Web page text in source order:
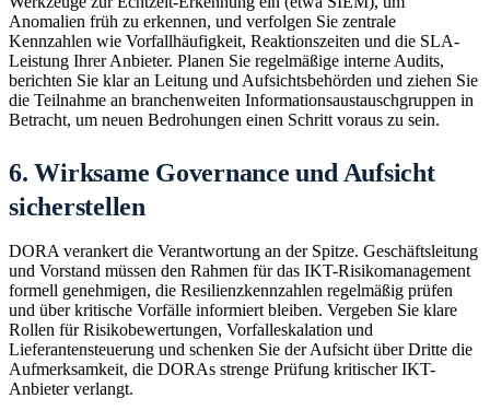
Anomalien früh zu erkennen, und verfolgen Sie zentrale
Kennzahlen wie Vorfallhäufigkeit, Reaktionszeiten und die SLA-
Leistung Ihrer Anbieter. Planen Sie regelmäßige interne Audits,
berichten Sie klar an Leitung und Aufsichtsbehörden und ziehen Sie
die Teilnahme an branchenweiten Informationsaustauschgruppen in
Betracht, um neuen Bedrohungen einen Schritt voraus zu sein.
6. Wirksame Governance und Aufsicht
sicherstellen
DORA verankert die Verantwortung an der Spitze. Geschäftsleitung
und Vorstand müssen den Rahmen für das IKT-Risikomanagement
formell genehmigen, die Resilienzkennzahlen regelmäßig prüfen
und über kritische Vorfälle informiert bleiben. Vergeben Sie klare
Rollen für Risikobewertungen, Vorfalleskalation und
Lieferantensteuerung und schenken Sie der Aufsicht über Dritte die
Aufmerksamkeit, die DORAs strenge Prüfung kritischer IKT-
Anbieter verlangt.